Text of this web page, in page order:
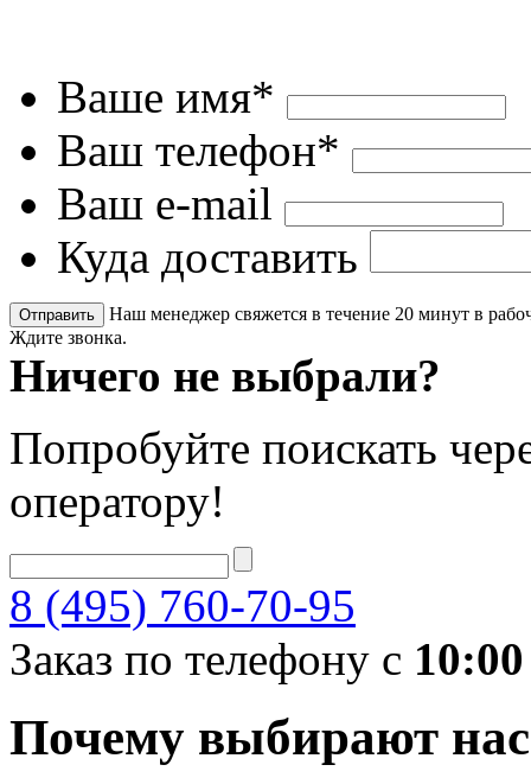
Ваше имя*
Ваш телефон*
Ваш e-mail
Куда доставить
Наш менеджер свяжется в течение 20 минут в
Ждите звонка.
Ничего не выбрали?
Попробуйте поискать
оператору!
8 (495) 760-70-95
Заказ по телефону с 10:00
Почему выбирают нас